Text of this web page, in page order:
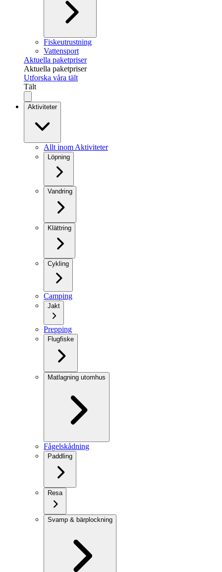
Fiskeutrustning
Vattensport
Aktuella paketpriser
Aktuella paketpriser
Utforska våra tält
Tält
Aktiviteter
Allt inom Aktiviteter
Löpning
Vandring
Klättring
Cykling
Camping
Jakt
Prepping
Flugfiske
Matlagning utomhus
Fågelskådning
Paddling
Resa
Svamp & bärplockning